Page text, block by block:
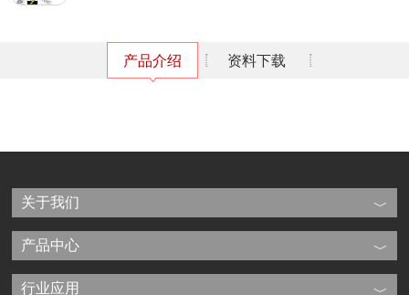
产品介绍 资料下载
关于我们
产品中心
行业应用